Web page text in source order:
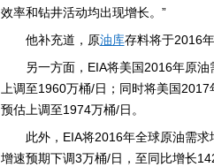
效率和钻井活动均出现增长。”
他补充道，原油库存料将于2016
另一方面，EIA将美国2016年原
上调至1960万桶/日；同时将美国
预估上调至1974万桶/日。
此外，EIA将2016年全球原油需
增速预期下调3万桶/日，至同比增长